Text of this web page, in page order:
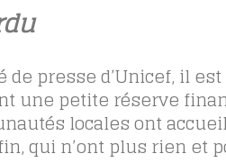
de presse d’Unicef, il
une petite réserve
locales ont
qui n’ont plus rien